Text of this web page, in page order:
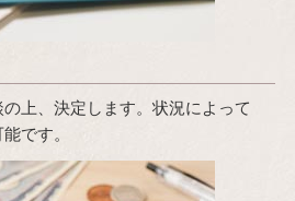
上、決定します。状況によって
です。